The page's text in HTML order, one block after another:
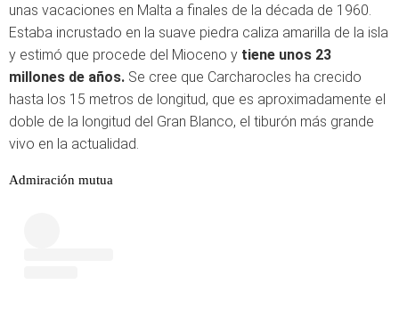
unas vacaciones en Malta a finales de la década de 1960.
Estaba incrustado en la suave piedra caliza amarilla de la isla
y estimó que procede del Mioceno y tiene unos 23
millones de años. Se cree que Carcharocles ha crecido
hasta los 15 metros de longitud, que es aproximadamente el
doble de la longitud del Gran Blanco, el tiburón más grande
vivo en la actualidad.
Admiración mutua